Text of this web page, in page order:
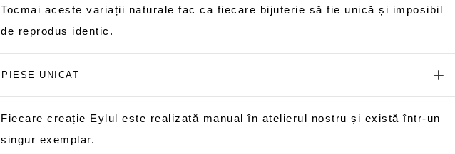
Tocmai aceste variații naturale fac ca fiecare bijuterie să fie unică și imposibil
de reprodus identic.
PIESE UNICAT
Fiecare creație Eylul este realizată manual în atelierul nostru și există într-un
singur exemplar.